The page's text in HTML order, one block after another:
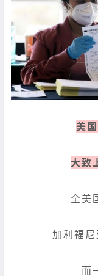
美
大致
全美
加利福
而